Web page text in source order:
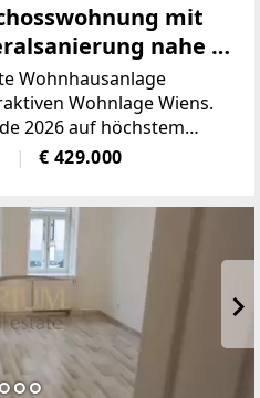
mit
nahe (
der Alten Donau
Wohnhausanlage
Wohnlage Wiens.
2026 auf höchstem
präsentiert sich in einem
drei optimal
€ 429.000